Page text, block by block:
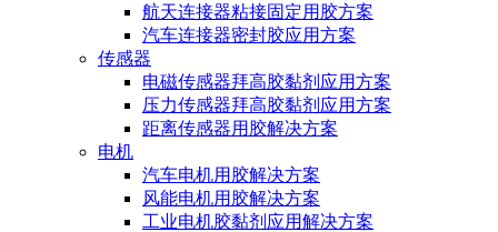
航天连接器粘接固定用胶方案
汽车连接器密封胶应用方案
传感器
电磁传感器拜高胶黏剂应用方案
压力传感器拜高胶黏剂应用方案
距离传感器用胶解决方案
电机
汽车电机用胶解决方案
风能电机用胶解决方案
工业电机胶黏剂应用解决方案